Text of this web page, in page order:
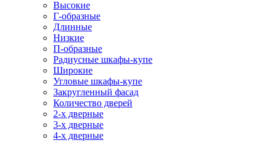
Высокие
Г-образные
Длинные
Низкие
П-образные
Радиусные шкафы-купе
Широкие
Угловые шкафы-купе
Закругленный фасад
Количество дверей
2-х дверные
3-х дверные
4-х дверные